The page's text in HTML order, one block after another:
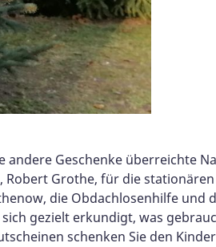
Geschenke überreichte
Robert Grothe, für die
die Obdachlosenhilfe und
gezielt erkundigt, was
schenken Sie den